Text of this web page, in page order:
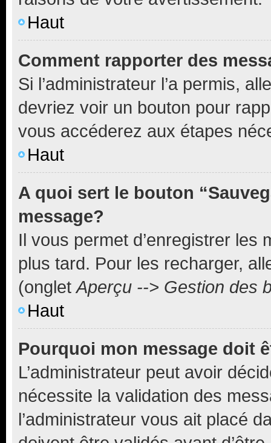
Haut
Comment rapporter des
Si l’administrateur l’a permis,
devriez voir un bouton pour
vous accéderez aux étapes
Haut
A quoi sert le bouton
message?
Il vous permet d’enregistrer
plus tard. Pour les recharger,
(ongletAperçu --> Gestion des
Haut
Pourquoi mon message doit
L’administrateur peut avoir
nécessite la validation des
l’administrateur vous ait placé